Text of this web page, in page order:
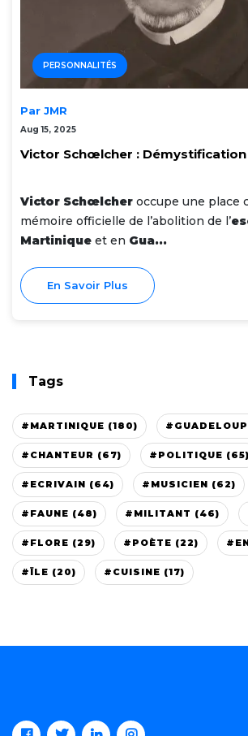
PERSONNALITÉS
Par JMR
Aug 15, 2025
Victor Schœlcher : Démystification
Victor Schœlcher occupe une place
mémoire officielle de l’abolition de l’
Martinique et en Gua...
En Savoir Plus
Tags
#MARTINIQUE (180)
#CHANTEUR (67) #POLITIQUE (65)
#ECRIVAIN (64) #MUSICIEN (62)
#FAUNE (48) #MILITANT (46)
#FLORE (29) #POÈTE (22)
#ÏLE (20) #CUISINE (17)